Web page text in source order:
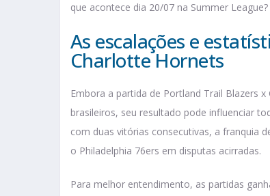
que acontece dia 20/07 na Summer
As escalações e
Charlotte Hornets
Embora a partida de Portland Trail Blazers
brasileiros, seu resultado pode influenciar
com duas vitórias consecutivas, a franquia
o Philadelphia 76ers em disputas acirradas.
Para melhor entendimento, as partidas